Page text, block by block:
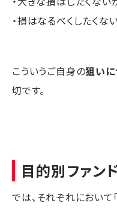
・損はなるべくしたくな
こういうご自身の狙い
切です。
目的別ファン
では、それぞれにおいて「